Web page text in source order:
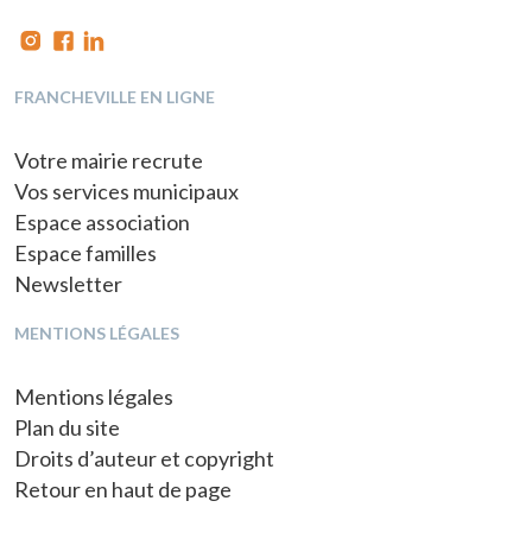
FRANCHEVILLE EN LIGNE
Votre mairie recrute
Vos services municipaux
Espace association
Espace familles
Newsletter
MENTIONS LÉGALES
Mentions légales
Plan du site
Droits d’auteur et copyright
Retour en haut de page